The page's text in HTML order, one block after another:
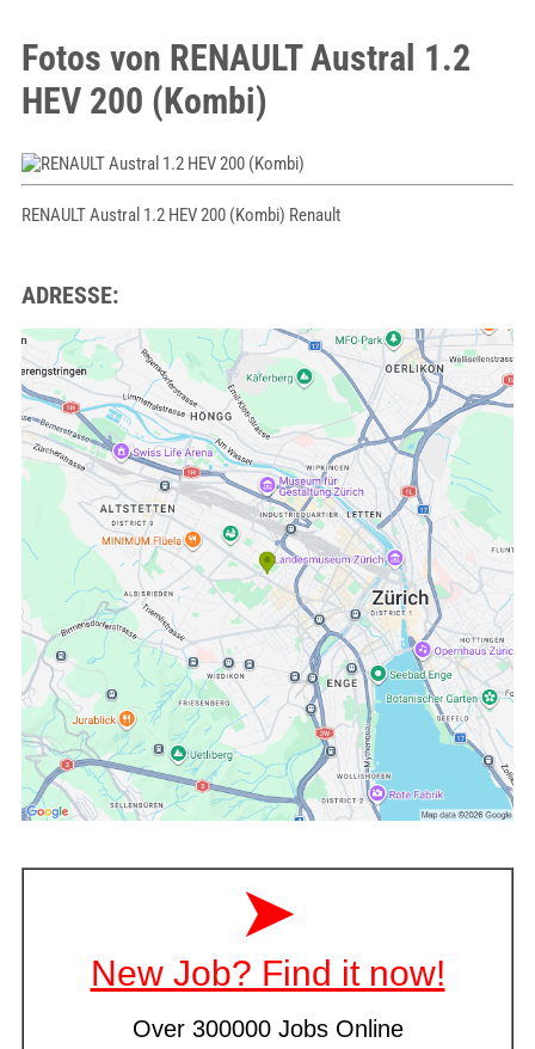
Fotos von RENAULT Austral 1.2
HEV 200 (Kombi)
RENAULT Austral 1.2 HEV 200 (Kombi) Renault
ADRESSE: